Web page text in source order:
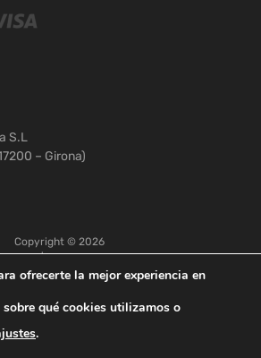
S.L
– Girona)
Copyright © 2026
ofrecerte la mejor experiencia en
sobre qué cookies utilizamos o
.